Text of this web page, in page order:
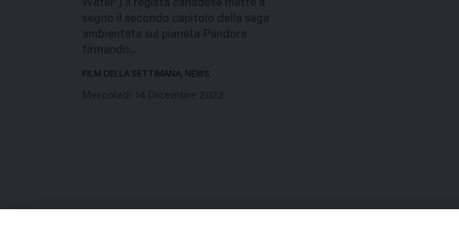
Water”) il regista canadese mette a
segno il secondo capitolo della saga
ambientata sul pianeta Pandora
firmando...
FILM DELLA SETTIMANA, NEWS